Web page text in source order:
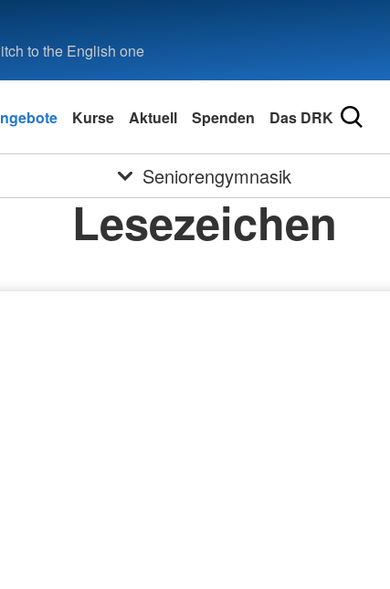
to the English one
Kurse Aktuell Spenden Das DRK
Seniorengymnasik
Lesezeichen